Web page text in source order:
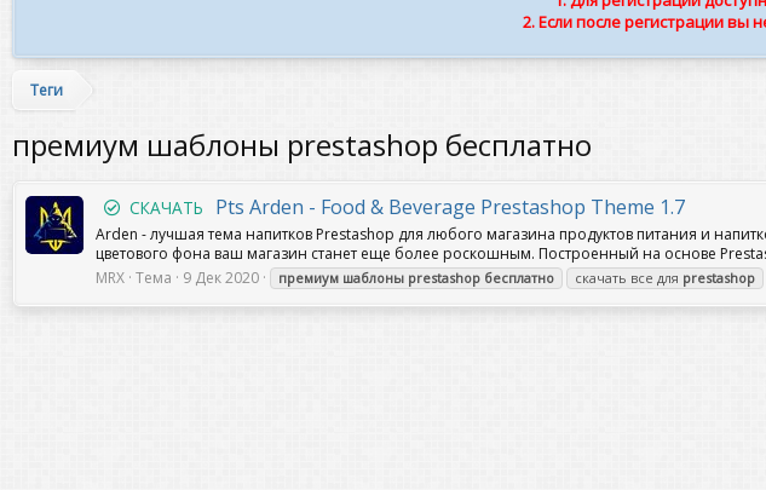
2. Если после регистрации вы
Теги
премиум шаблоны prestashop бесплатно
СКАЧАТЬ Pts Arden - Food & Beverage Prestashop Theme 1.7
Arden - лучшая тема напитков Prestashop для любого магазина продуктов питания и
цветового фона ваш магазин станет еще более роскошным. Построенный на основе
MRX Тема 9 Дек 2020 премиум шаблоны prestashop бесплатно скачать все для prestashop